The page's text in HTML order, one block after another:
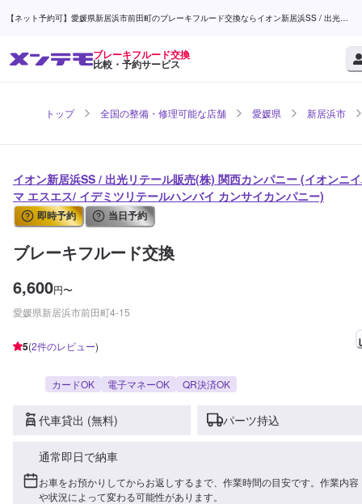
【ネット予約可】愛媛県新居浜市前田町のブレーキフルード交換ならイオン新居浜SS / 出光リ
ブレーキフルード交換
比較・予約サービス
トップ 全国の整備・修理可能な店舗 愛媛県 新居浜市
イオン新居浜SS / 出光リテール販売(株) 関西カンパニー (イオンニ
マ エスエス/ イデミツリテールハンバイ カンサイカンパニー)
即時予約 当日予約
ブレーキフルード交換
6,600円〜
愛媛県新居浜市前田町4-15
5(2件のレビュー)
カードOK 電子マネーOK QR決済OK
代車貸出 (無料) パーツ持込
通常即日で納車
お車をお預かりしてからお返しするまで、作業時間の目安です。作業内容
や状況によって変わる可能性があります。